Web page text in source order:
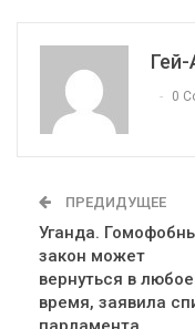
0
ПРЕДИДУЩЕЕ
Уганда.
закон может
вернуться в любое
время, заявила